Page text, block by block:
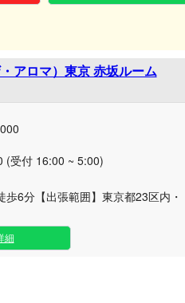
アロマ）東京 赤坂ルーム
(受付 16:00 ~ 5:00)
歩6分【出張範囲】東京都23区内・
細